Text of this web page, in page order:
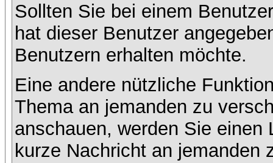
Sollten Sie bei einem
hat dieser Benutzer
Benutzern erhalten möchte.
Eine andere nützliche
Thema an jemanden zu
anschauen, werden Sie
kurze Nachricht an jemanden